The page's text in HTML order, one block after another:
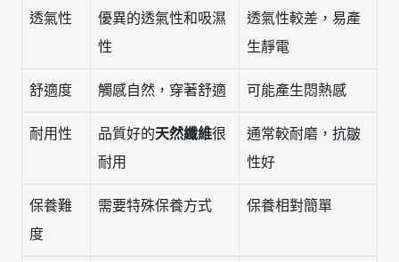
透氣性
優異的透氣性和吸濕
性
透氣性較差，易產
生靜電
舒適度 觸感自然，穿著舒適 可能產生悶熱感
耐用性 品質好的天然纖維很
耐用
通常較耐磨，抗皺
性好
保養難
度
需要特殊保養方式 保養相對簡單